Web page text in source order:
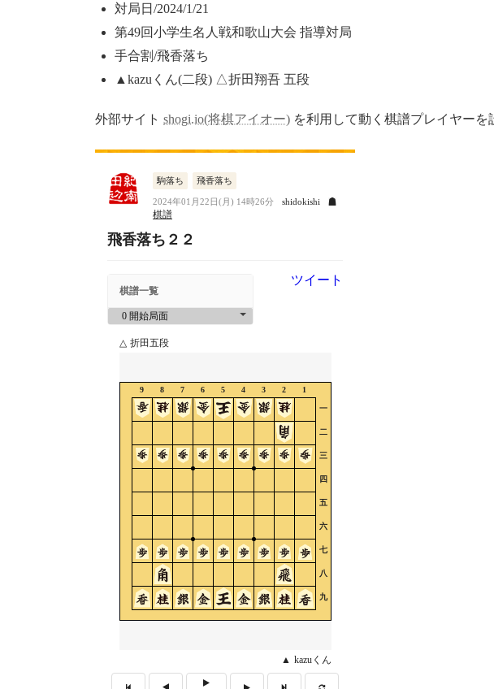
対局日/2024/1/21
第49回小学生名人戦和歌山大会 指導対局
手合割/飛香落ち
▲kazuくん(二段) △折田翔吾 五段
外部サイト shogi.io(将棋アイオー) を利用して動く棋譜プレイヤーを